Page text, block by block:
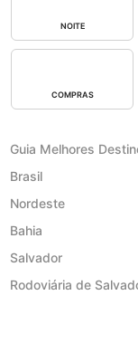
NOITE
COMPRAS
Guia Melhores
Brasil
Nordeste
Bahia
Salvador
Rodoviária de